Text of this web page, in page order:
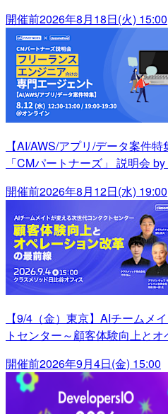
開催前2026年8月18日(火) 15:00
【AI/AWS/アプリ/データ案件
「CMパートナーズ」 説明会
開催前2026年8月12日(水) 19:00
【9/4（金）東京】AIチームメ
トセンター～顧客体験向上と
開催前2026年9月4日(金) 15:00